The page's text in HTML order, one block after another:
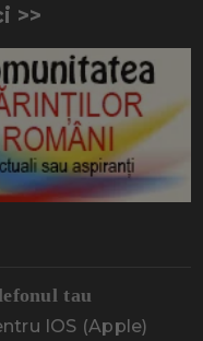
>>
tau
IOS (Apple)